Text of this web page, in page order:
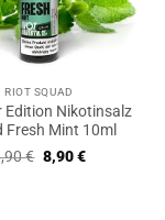
RIOT SQUAD
Edition Nikotinsalz
Fresh Mint 10ml
€ Ursprünglicher
Preis
8,90€Aktueller